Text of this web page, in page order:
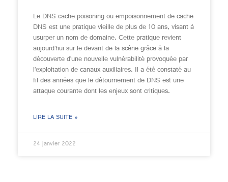
Le DNS cache poisoning ou empoisonnement de cache
DNS est une pratique vieille de plus de 10 ans, visant à
usurper un nom de domaine. Cette pratique revient
aujourd’hui sur le devant de la scène grâce à la
découverte d’une nouvelle vulnérabilité provoquée par
l’exploitation de canaux auxiliaires. Il a été constaté au
fil des années que le détournement de DNS est une
attaque courante dont les enjeux sont critiques.
LIRE LA SUITE »
24 janvier 2022